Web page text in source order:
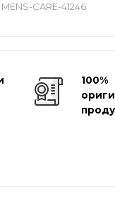
MENS-CARE-41246
100%